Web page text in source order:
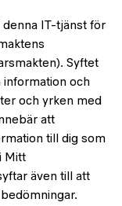
denna IT-tjänst för
Syftet
information och
och yrken med
att
till dig som
Mitt
även till att